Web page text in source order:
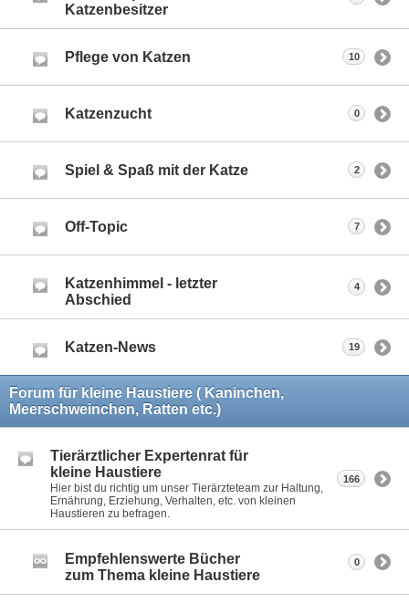
Katzenbesitzer
Pflege von Katzen 10
Katzenzucht 0
Spiel & Spaß mit der Katze 2
Off-Topic 7
Katzenhimmel - letzter
Abschied
4
Katzen-News 19
Forum für kleine Haustiere ( Kaninchen,
Meerschweinchen, Ratten etc.)
Tierärztlicher Expertenrat für
kleine Haustiere
Hier bist du richtig um unser Tierärzteteam zur Haltung,
Ernährung, Erziehung, Verhalten, etc. von kleinen
Haustieren zu befragen.
166
Empfehlenswerte Bücher
zum Thema kleine Haustiere
0